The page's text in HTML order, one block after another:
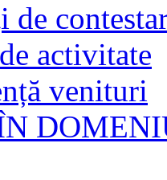
de
activitate
venituri